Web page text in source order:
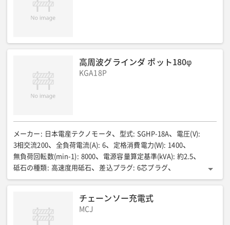
高周波グラインダ ポット180φ
KGA18P
メーカー : 日本電産テクノモータ 型式: SGHP-18A 電圧(V):
3相交流200
全負荷電流(A): 6 定格消費電力(W): 1400
無負荷回転数(min-1): 8000 電源容量算定基準(kVA): 約2.5
砥石の種類: 高速度用砥石 差込プラグ: 6芯プラグ
電源コード(m): 0.3 全長(mm): 269 全高(mm): 119 質量(kg):
チェーンソー充電式
MCJ